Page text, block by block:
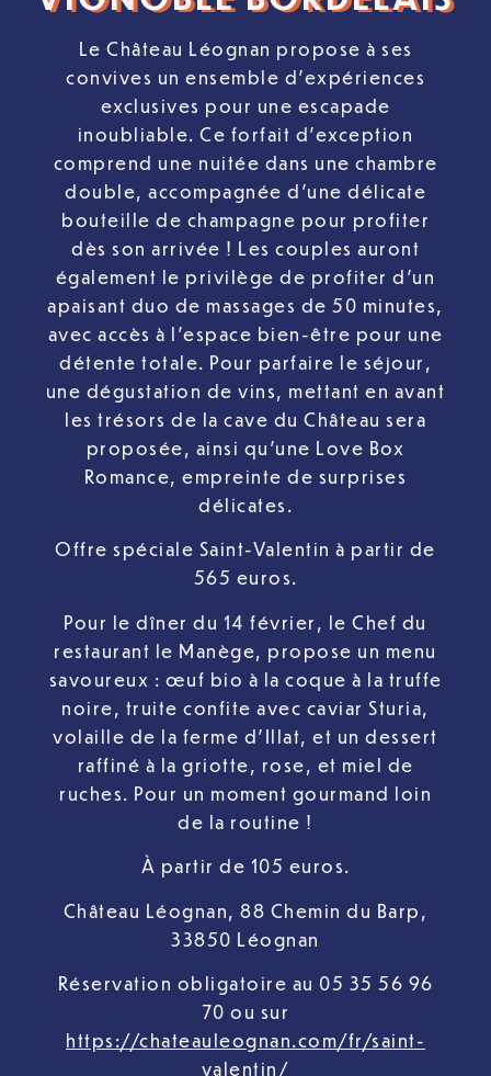
Le Château Léognan propose à ses
convives un ensemble d’expériences
exclusives pour une escapade
inoubliable. Ce forfait d’exception
comprend une nuitée dans une chambre
double, accompagnée d’une délicate
bouteille de champagne pour profiter
dès son arrivée ! Les couples auront
également le privilège de profiter d’un
apaisant duo de massages de 50 minutes,
avec accès à l’espace bien-être pour une
détente totale. Pour parfaire le séjour,
une dégustation de vins, mettant en avant
les trésors de la cave du Château sera
proposée, ainsi qu’une Love Box
Romance, empreinte de surprises
délicates.
Offre spéciale Saint-Valentin à partir de
565 euros.
Pour le dîner du 14 février, le Chef du
restaurant le Manège, propose un menu
savoureux : œuf bio à la coque à la truffe
noire, truite confite avec caviar Sturia,
volaille de la ferme d’Illat, et un dessert
raffiné à la griotte, rose, et miel de
ruches. Pour un moment gourmand loin
de la routine !
À partir de 105 euros.
Château Léognan, 88 Chemin du Barp,
33850 Léognan
Réservation obligatoire au 05 35 56 96
70 ou sur
https://chateauleognan.com/fr/saint-
valentin/